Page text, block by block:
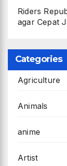
Riders
agar Cepat
Categories
Agriculture
Animals
anime
Artist